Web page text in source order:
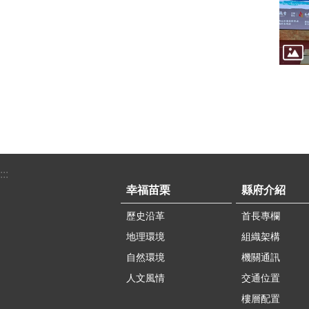
:::
幸福苗栗
歷史沿革
地理環境
自然環境
人文風情
縣府介紹
首長專欄
組織架構
機關通訊
交通位置
樓層配置